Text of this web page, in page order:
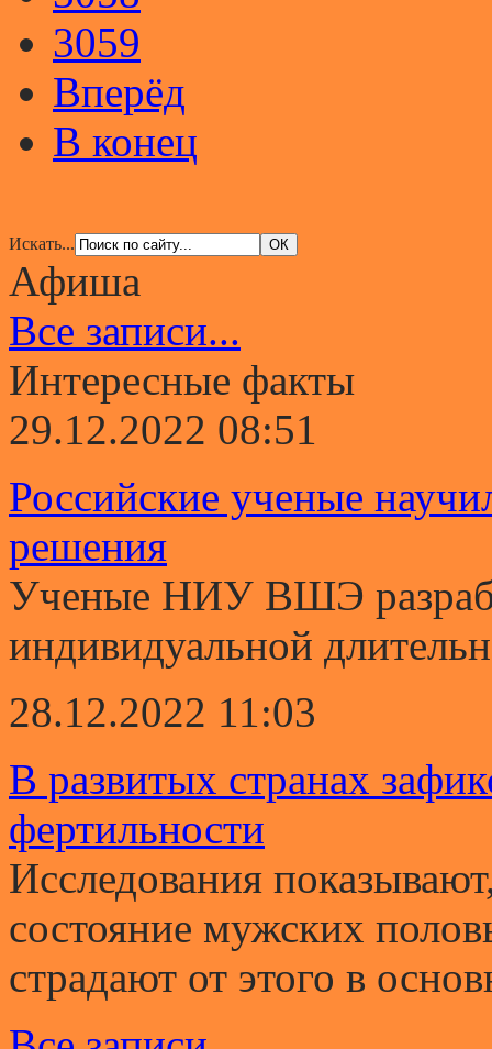
3059
Вперёд
В конец
Искать...
Афиша
Все записи...
Интересные факты
29.12.2022 08:51
Российские ученые
решения
Ученые НИУ ВШЭ
индивидуальной
28.12.2022 11:03
В развитых странах
фертильности
Исследования
состояние мужских
страдают от этого в